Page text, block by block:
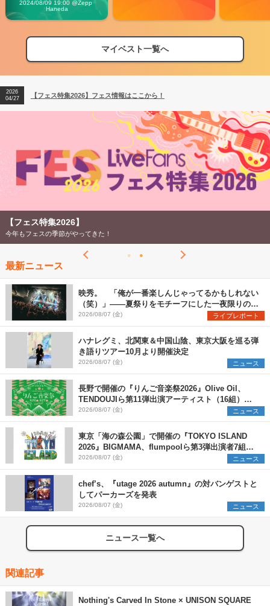
2024/08/09 19:00 @Zepp
Haneda
マイベスト一覧へ
【フェス特集2026】フェス情報はここから！
【ライブ動員ランキング】2026年上半期編発表！
2026
04/27
【フェス特集2026】フェス情報はここから！
2026
【ライブ動員ランキング】2026年上半期編発表！
【フェス特集2026】
今年もフェスの季節がやってきた！
最新ニュース
映秀。 「俺が一番楽しんじゃってるかもしれない
（笑）」――夏祭りをモチーフにした一夜限りのス
ペシャルライブ『色祭』レポート
2026/08/07 (金) ライブレポート
ハナレグミ、北関東＆中国山陰、東京大阪を巡る弾
き語りツアー10月より開催決定
2026/08/07 (金) ニュース
長野で開催の『りんご音楽祭2026』Olive Oil、
TENDOUJIら第11弾出演アーティスト（16組）を
発表
2026/08/07 (金) ニュース
東京「海の森公園」で開催の『TOKYO ISLAND
2026』BIGMAMA、flumpoolら第3弾出演者7組を
発表 ワークショップ・アート出展者を募集
2026/08/07 (金) ニュース
chef’s、『utage 2026 autumn』の対バンゲストと
してパーカーズを発表
2026/08/07 (金) ニュース
ニュース一覧へ
関連記事
Nothing's Carved In Stone × UNISON SQUARE